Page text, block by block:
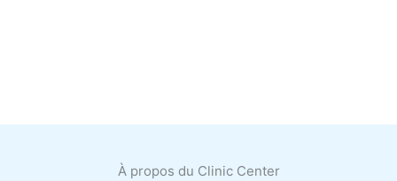
À propos du Clinic Center